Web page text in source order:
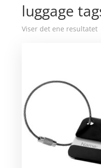
luggage
Viser det ene resultatet